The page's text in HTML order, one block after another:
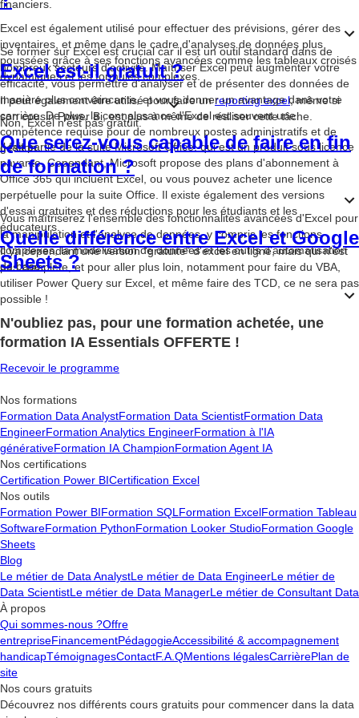
financiers.
Excel est également utilisé pour effectuer des prévisions, gérer des
inventaires, et même dans le cadre d'analyses de données plus
poussées grâce à ses fonctions avancées comme les tableaux croisés
dynamiques et les formules complexes.
Il peut également être utilisé pour faire unreporting excel, même si
son cousin Power Bi, est plus à même de réaliser cette tâche.
Se former sur Excel est crucial car il est un outil standard dans de
nombreux secteurs d'activité. Maîtriser Excel peut augmenter votre
efficacité, vous permettre d'analyser et de présenter des données de
manière plus convaincante, et vous donner un avantage dans votre
carrière. De plus, la connaissance d'Excel est souvent une
compétence requise pour de nombreux postes administratifs et de
gestion.
Excel est-il gratuit ?
Non, Excel n'est pas gratuit.
Il fait partie de la suite Microsoft Office, qui est un produit sous licence
payante. Cependant, Microsoft propose des plans d'abonnement à
Office 365 qui incluent Excel, ou vous pouvez acheter une licence
perpétuelle pour la suite Office. Il existe également des versions
d'essai gratuites et des réductions pour les étudiants et les
éducateurs.
Il ya cependant une version "gratuite" d'excel en ligne, mais qui n'est
pas complète, et pour aller plus loin, notamment pour faire du VBA,
utiliser Power Query sur Excel, et même faire des TCD, ce ne sera pas
possible !
Que serez-vous capable de faire en fin
de formation ?
Vous maîtriserez l'ensemble des fonctionnalités avancées d'Excel pour
la manipulation et l'analyse de données, y compris les fonctions
complexes, la modélisation de données et les outils d'automatisation
de base.
Quelle différence entre Excel et Google
Sheets ?
La différence principale entre Excel et Google Sheets réside dans leur
plateforme et leurs fonctionnalités. Excel est un logiciel de bureau
avec des fonctionnalités plus avancées en matière d'analyse de
données, de personnalisation et de programmation VBA. Google
Sheets, en revanche, est basé sur le cloud et favorise la collaboration
en temps réel. Bien que Sheets offre une intégration plus facile avec
d'autres services Google, il lui manque certaines fonctionnalités
avancées présentes dans Excel.
N'oubliez pas, pour une formation achetée, une
formation IA Essentials OFFERTE !
Recevoir le programme
Nos formations
Formation Data AnalystFormation Data ScientistFormation Data
EngineerFormation Analytics EngineerFormation à l'IA
générativeFormation IA ChampionFormation Agent IA
Nos certifications
Certification Power BICertification Excel
Nos outils
Formation Power BIFormation SQLFormation ExcelFormation Tableau
SoftwareFormation PythonFormation Looker StudioFormation Google
Sheets
Blog
Le métier de Data AnalystLe métier de Data EngineerLe métier de
Data ScientistLe métier de Data ManagerLe métier de Consultant Data
À propos
Qui sommes-nous ?Offre
entrepriseFinancementPédagogieAccessibilité & accompagnement
handicapTémoignagesContactF.A.QMentions légalesCarrièrePlan de
site
Nos cours gratuits
Découvrez nos différents cours gratuits pour commencer dans la data